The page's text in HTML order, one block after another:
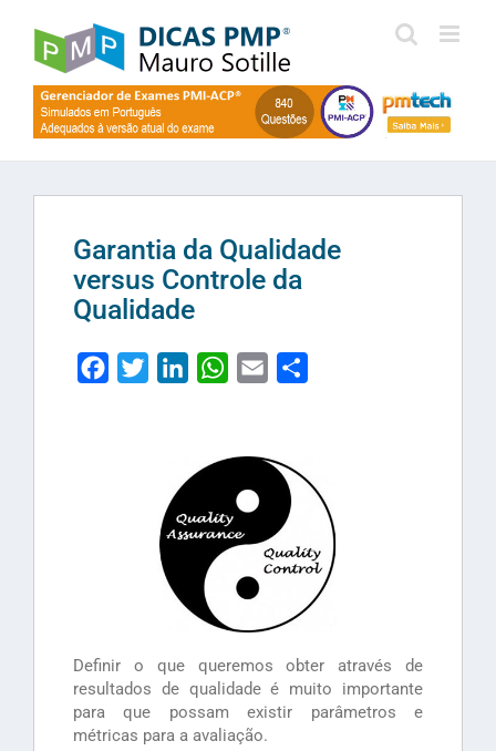
content
Garantia da Qualidade
versus Controle da
Qualidade
FacebookTwitterLinkedInWhatsApp
Email
Definir o que queremos obter através de
resultados de qualidade é muito importante
para que possam existir parâmetros e
métricas para a avaliação.